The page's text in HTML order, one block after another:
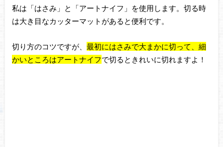
私は「はさみ」と「アートナイフ」を使用します。切る時
は大き目なカッターマットがあると便利です。
切り方のコツですが、 最初にはさみで大まかに切って、細
かいところはアートナイフで切るときれいに切れますよ！